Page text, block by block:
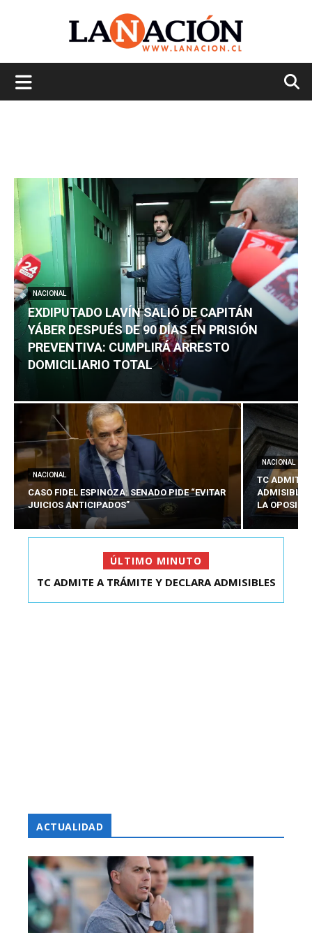
NACIONAL
EXDIPUTADO LAVÍN SALIÓ DE CAPITÁN
YÁBER DESPUÉS DE 90 DÍAS EN PRISIÓN
PREVENTIVA: CUMPLIRÁ ARRESTO
DOMICILIARIO TOTAL
NACIONAL
CASO FIDEL ESPINOZA: SENADO PIDE “EVITAR
JUICIOS ANTICIPADOS”
NACIONAL
TC ADMITE
ADMISIBLES
LA
ÚLTIMO MINUTO
EXDIPUTADO LAVÍN SALIÓ DE CAPITÁN YÁBER
TC ADMITE A TRÁMITE Y DECLARA ADMISIBLES
ACTUALIDAD